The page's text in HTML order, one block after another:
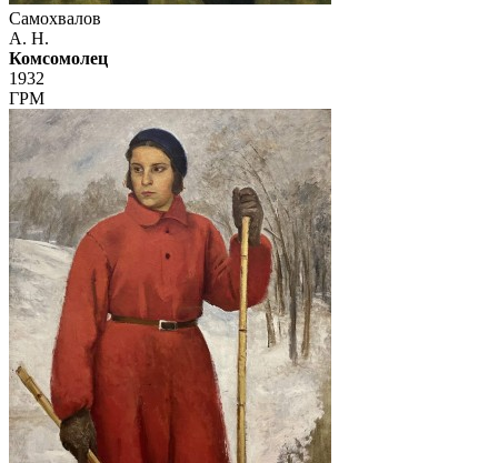
Самохвалов
А. Н.
Комсомолец
1932
ГРМ